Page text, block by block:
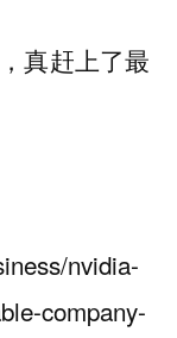
真赶上了最
nvidia-
company-